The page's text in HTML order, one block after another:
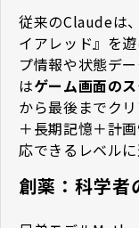
従来のClaudeは
イアレッド』を
プ情報や状態デ
はゲーム画面の
から最後までク
＋長期記憶＋計
応できるレベルに
創薬：科学者